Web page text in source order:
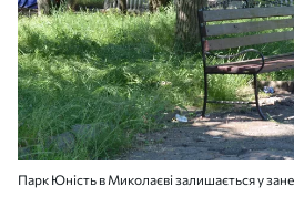
Парк Юність в Миколаєві залишається у